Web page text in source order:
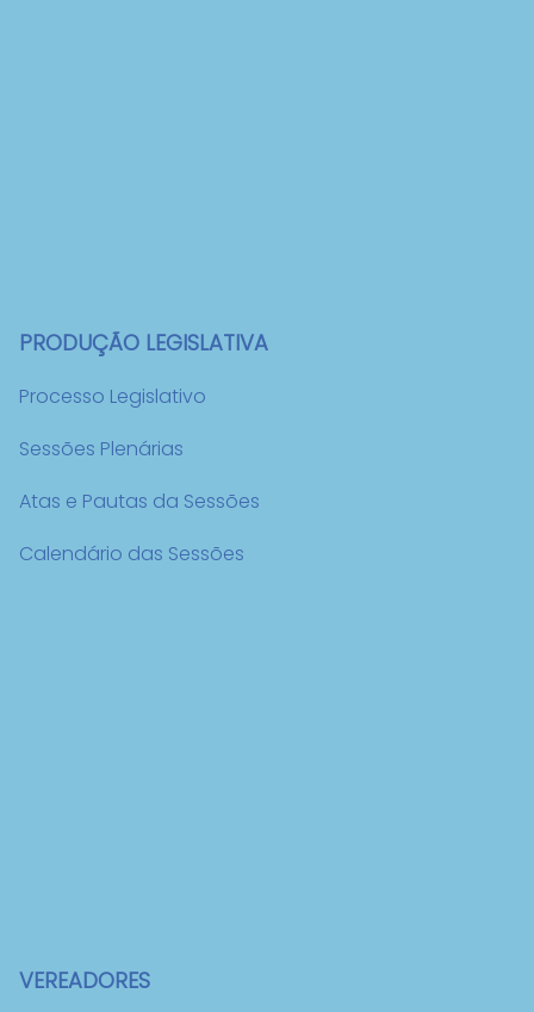
PRODUÇÃO LEGISLATIVA
Processo Legislativo
Sessões Plenárias
Atas e Pautas da Sessões
Calendário das Sessões
VEREADORES